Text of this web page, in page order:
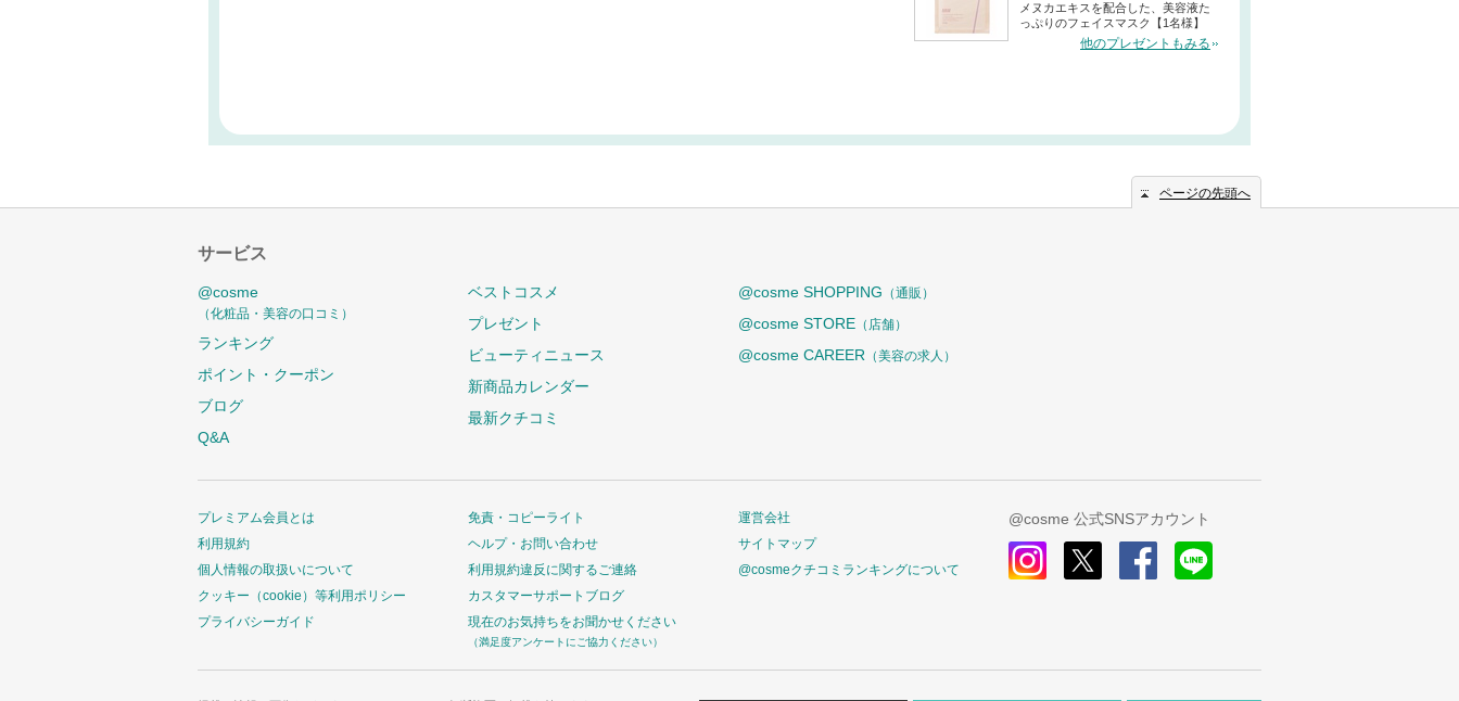
メヌカエキスを配合した、美容液た
っぷりのフェイスマスク【1名様】
他のプレゼントもみる
ページの先頭へ
サービス
@cosme
（化粧品・美容の口コミ）
ランキング
ポイント・クーポン
ブログ
Q&A
ベストコスメ
プレゼント
ビューティニュース
新商品カレンダー
最新クチコミ
@cosme SHOPPING （通販）
@cosme STORE （店舗）
@cosme CAREER （美容の求人）
プレミアム会員とは
利用規約
個人情報の取扱いについて
クッキー（cookie）等利用ポリシー
プライバシーガイド
免責・コピーライト
ヘルプ・お問い合わせ
利用規約違反に関するご連絡
カスタマーサポートブログ
現在のお気持ちをお聞かせください
（満足度アンケートにご協力ください）
運営会社
サイトマップ
@cosmeクチコミランキングについて
@cosme 公式SNSアカウント